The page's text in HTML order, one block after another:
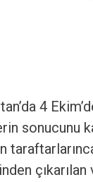
4
sonucunu
çıkarılan